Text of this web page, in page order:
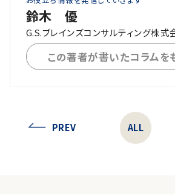
鈴木 優
G.S.ブレインズコンサルティング株式
この著者が書いたコラムを
PREV ALL